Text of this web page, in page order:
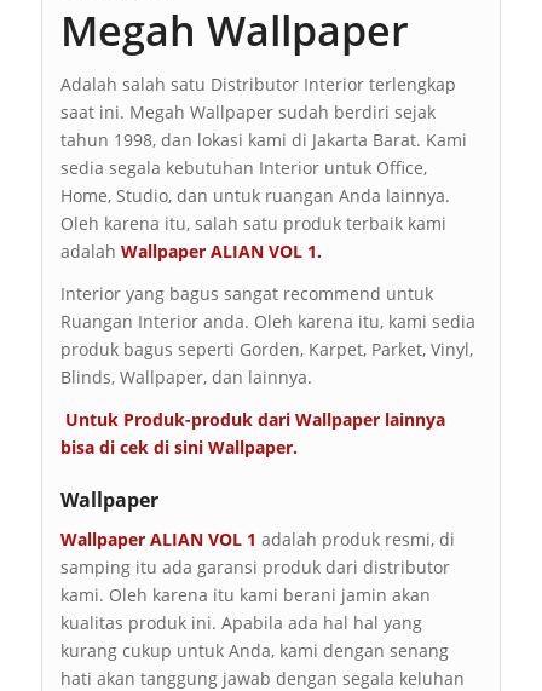
Megah Wallpaper
Adalah salah satu Distributor Interior terlengkap
saat ini. Megah Wallpaper sudah berdiri sejak
tahun 1998, dan lokasi kami di Jakarta Barat. Kami
sedia segala kebutuhan Interior untuk Office,
Home, Studio, dan untuk ruangan Anda lainnya.
Oleh karena itu, salah satu produk terbaik kami
adalah Wallpaper ALIAN VOL 1.
Interior yang bagus sangat recommend untuk
Ruangan Interior anda. Oleh karena itu, kami sedia
produk bagus seperti Gorden, Karpet, Parket, Vinyl,
Blinds, Wallpaper, dan lainnya.
Untuk Produk-produk dari Wallpaper lainnya
bisa di cek di sini Wallpaper.
Wallpaper
Wallpaper ALIAN VOL 1 adalah produk resmi, di
samping itu ada garansi produk dari distributor
kami. Oleh karena itu kami berani jamin akan
kualitas produk ini. Apabila ada hal hal yang
kurang cukup untuk Anda, kami dengan senang
hati akan tanggung jawab dengan segala keluhan